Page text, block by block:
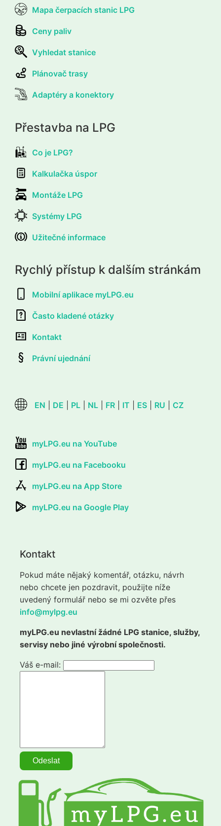
Mapa čerpacích stanic LPG
Ceny paliv
Vyhledat stanice
Plánovač trasy
Adaptéry a konektory
Přestavba na LPG
Co je LPG?
Kalkulačka úspor
Montáže LPG
Systémy LPG
Užitečné informace
Rychlý přístup k dalším stránkám
Mobilní aplikace myLPG.eu
Často kladené otázky
Kontakt
Právní ujednání
EN DE PL NL FR IT ES RU CZ
myLPG.eu na YouTube
myLPG.eu na Facebooku
myLPG.eu na App Store
myLPG.eu na Google Play
Kontakt
Pokud máte nějaký komentář, otázku, návrh
nebo chcete jen pozdravit, použijte níže
uvedený formulář nebo se mi ozvěte přes
info@mylpg.eu
myLPG.eu nevlastní žádné LPG stanice, služby,
servisy nebo jiné výrobní společnosti.
Váš e-mail: